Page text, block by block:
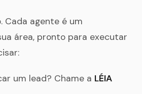
Cada agente é um
área, pronto para executar
um lead? Chame a LÉIA